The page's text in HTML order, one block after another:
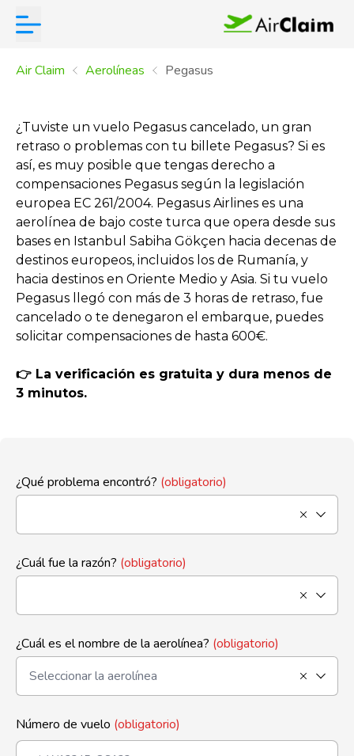
Air Claim Aerolíneas Pegasus
¿Tuviste un vuelo Pegasus cancelado, un gran
retraso o problemas con tu billete Pegasus? Si es
así, es muy posible que tengas derecho a
compensaciones Pegasus según la legislación
europea EC 261/2004. Pegasus Airlines es una
aerolínea de bajo coste turca que opera desde sus
bases en Istanbul Sabiha Gökçen hacia decenas de
destinos europeos, incluidos los de Rumanía, y
hacia destinos en Oriente Medio y Asia. Si tu vuelo
Pegasus llegó con más de 3 horas de retraso, fue
cancelado o te denegaron el embarque, puedes
solicitar compensaciones de hasta 600€.
👉 La verificación es gratuita y dura menos de
3 minutos.
¿Qué problema encontró? (obligatorio)
¿Cuál fue la razón? (obligatorio)
¿Cuál es el nombre de la aerolínea? (obligatorio)
Número de vuelo (obligatorio)